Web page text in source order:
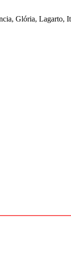
Glória, Lagarto,